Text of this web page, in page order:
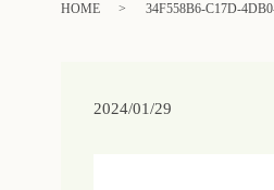
HOME 34F558B6-C17D-
2024/01/29